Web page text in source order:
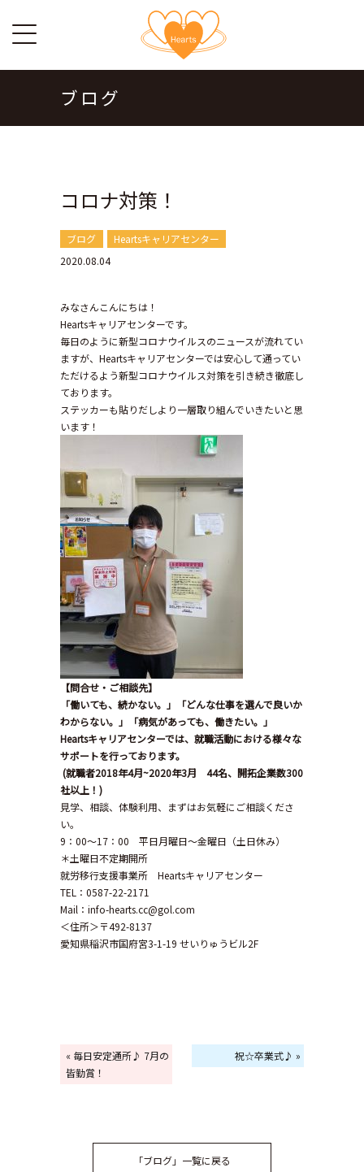
ブログ
コロナ対策！
ブログ
Heartsキャリアセンター
2020.08.04
みなさんこんにちは！
Heartsキャリアセンターです。
毎日のように新型コロナウイルスのニュースが流れてい
ますが、Heartsキャリアセンターでは安心して通ってい
ただけるよう新型コロナウイルス対策を引き続き徹底し
ております。
ステッカーも貼りだしより一層取り組んでいきたいと思
います！
【問合せ・ご相談先】
「働いても、続かない。」「どんな仕事を選んで良いか
わからない。」「病気があっても、働きたい。」
Heartsキャリアセンターでは、就職活動における様々な
サポートを行っております。
(就職者2018年4月~2020年3月 44名、開拓企業数300
社以上！ )
見学、相談、体験利用、まずはお気軽にご相談くださ
い。
9：00～17：00 平日月曜日～金曜日（土日休み）
＊土曜日不定期開所
就労移行支援事業所 Heartsキャリアセンター
TEL：0587-22-2171
Mail：info-hearts.cc@gol.com
＜住所＞〒492-8137
愛知県稲沢市国府宮3-1-19 せいりゅうビル2F
« 毎日安定通所♪ 7月の
皆勤賞！
祝☆卒業式♪ »
「ブログ」一覧に戻る